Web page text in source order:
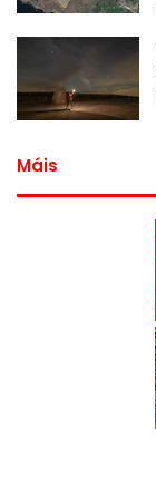
Máis